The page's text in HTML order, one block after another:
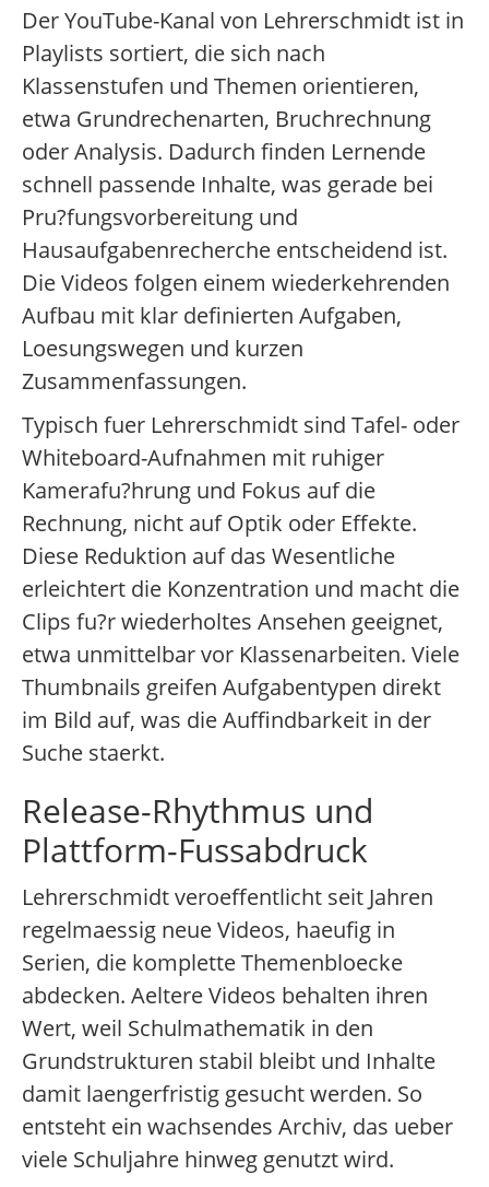
Der YouTube-Kanal von Lehrerschmidt ist in
Playlists sortiert, die sich nach
Klassenstufen und Themen orientieren,
etwa Grundrechenarten, Bruchrechnung
oder Analysis. Dadurch finden Lernende
schnell passende Inhalte, was gerade bei
Pru?fungsvorbereitung und
Hausaufgabenrecherche entscheidend ist.
Die Videos folgen einem wiederkehrenden
Aufbau mit klar definierten Aufgaben,
Loesungswegen und kurzen
Zusammenfassungen.
Typisch fuer Lehrerschmidt sind Tafel- oder
Whiteboard-Aufnahmen mit ruhiger
Kamerafu?hrung und Fokus auf die
Rechnung, nicht auf Optik oder Effekte.
Diese Reduktion auf das Wesentliche
erleichtert die Konzentration und macht die
Clips fu?r wiederholtes Ansehen geeignet,
etwa unmittelbar vor Klassenarbeiten. Viele
Thumbnails greifen Aufgabentypen direkt
im Bild auf, was die Auffindbarkeit in der
Suche staerkt.
Release-Rhythmus und
Plattform-Fussabdruck
Lehrerschmidt veroeffentlicht seit Jahren
regelmaessig neue Videos, haeufig in
Serien, die komplette Themenbloecke
abdecken. Aeltere Videos behalten ihren
Wert, weil Schulmathematik in den
Grundstrukturen stabil bleibt und Inhalte
damit laengerfristig gesucht werden. So
entsteht ein wachsendes Archiv, das ueber
viele Schuljahre hinweg genutzt wird.